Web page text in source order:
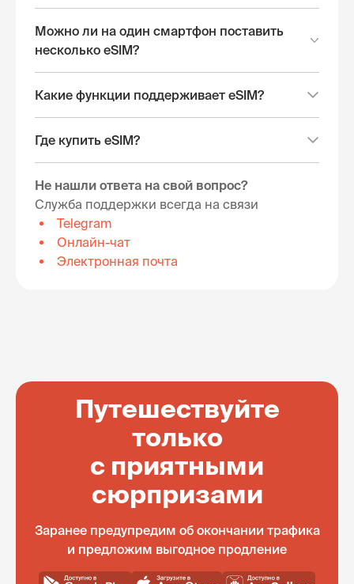
Можно ли на один смартфон поставить
несколько eSIM?
Какие функции поддерживает eSIM?
Где купить eSIM?
Не нашли ответа на свой вопрос?
Служба поддержки всегда на связи
Telegram
Онлайн-чат
Электронная почта
Путешествуйте
только
с приятными
сюрпризами
Заранее предупредим об окончании трафика
и предложим выгодное продление